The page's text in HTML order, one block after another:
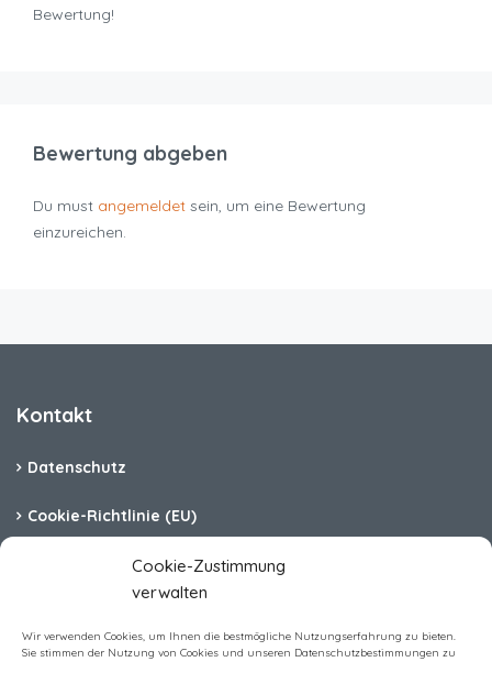
Cookie-Zustimmung
verwalten
Wir verwenden Cookies, um Ihnen die bestmögliche Nutzungserfahrung zu bieten.
Sie stimmen der Nutzung von Cookies und unseren Datenschutzbestimmungen zu
Bewertung!
Bewertung abgeben
Du must angemeldet sein, um eine Bewertung
einzureichen.
Kontakt
Datenschutz
Cookie-Richtlinie (EU)
Barrierefreiheit